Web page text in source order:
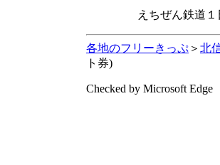
えちぜん鉄道
各地のフリーきっぷ ＞ 北
ト券)
Checked by Microsoft Edge